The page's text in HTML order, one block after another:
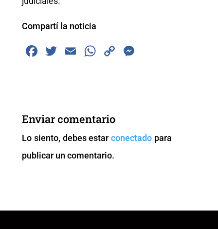
Compartí la noticia
F
b
o
o
k
T
E
W
A
p
p
C
k
er
Enviar comentario
Lo siento, debes estarconectado para
publicar un comentario.